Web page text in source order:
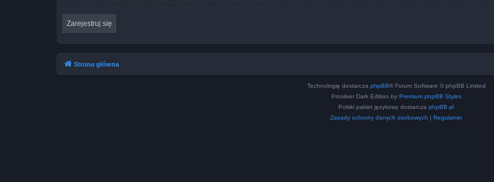
Zarejestruj się
Strona główna
Technologię dostarcza phpBB® Forum Software © phpBB Limited
Prosilver Dark Edition by Premium phpBB Styles
Polski pakiet językowy dostarcza phpBB.pl
Zasady ochrony danych osobowych | Regulamin